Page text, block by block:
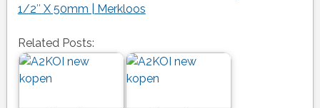
1/2″ X 50mm | Merkloos
Related Posts: